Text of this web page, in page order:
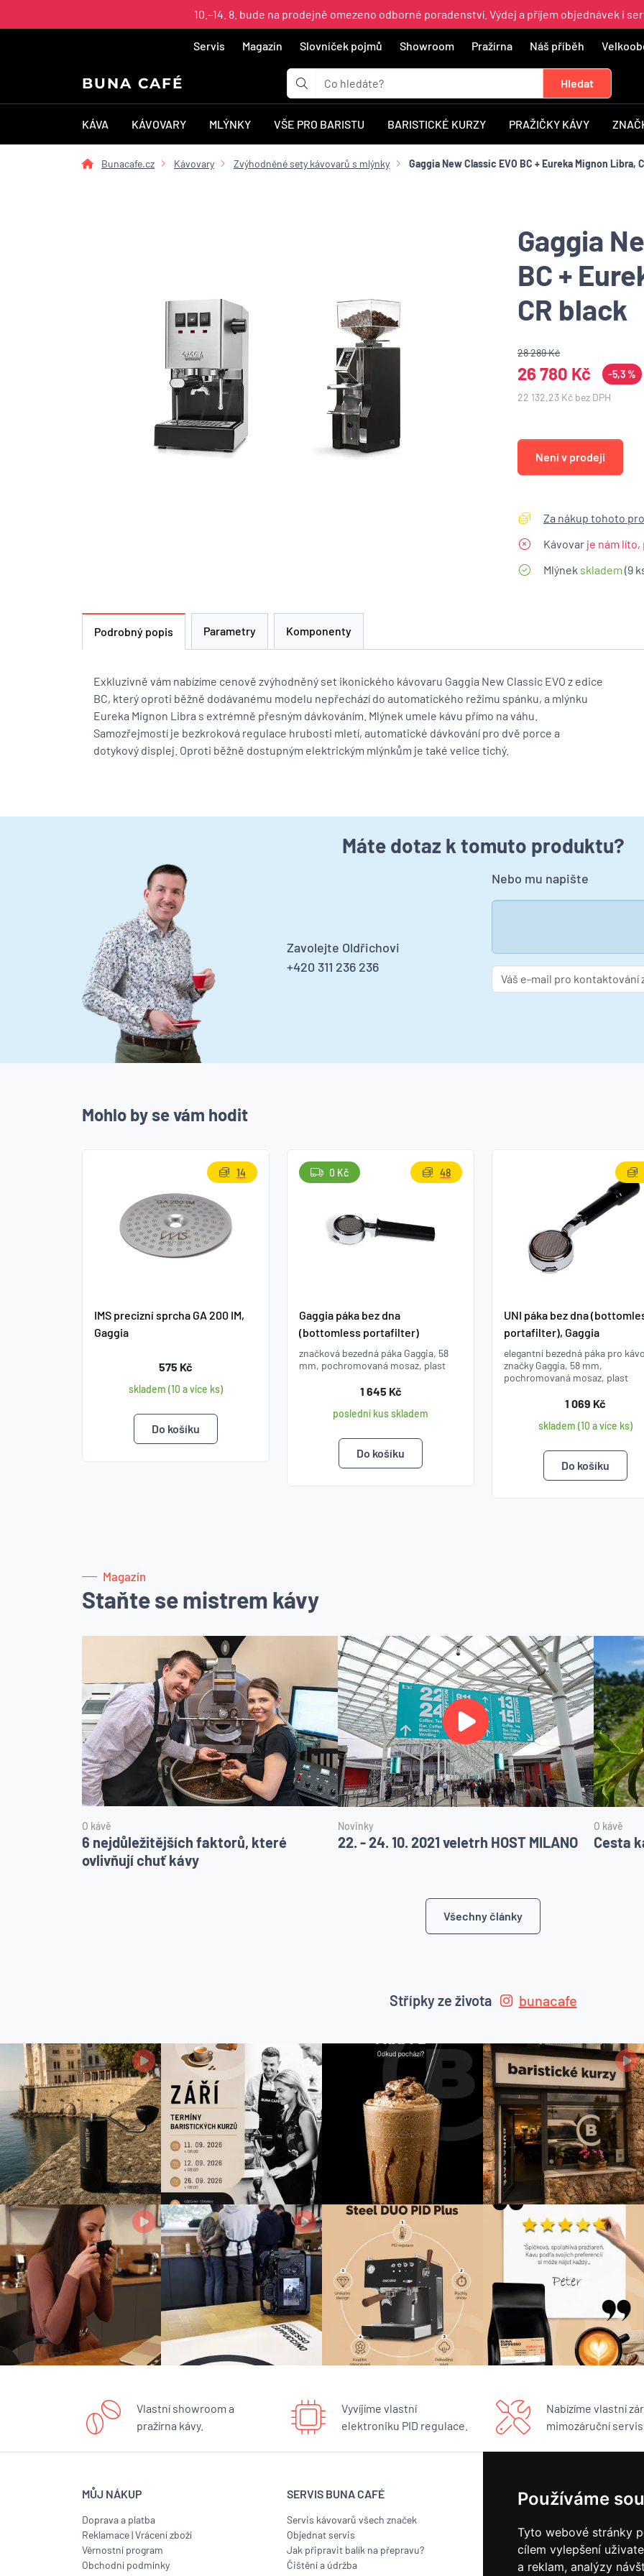
Používáme
Tyto webové stránky
cílem vylepšení
a reklam, analýzy
10.–14. 8. bude na prodejně omezeno odborné poradenství. Výdej a příjem objednávek i
Servis Magazín Slovníček pojmů Showroom Pražírna Náš příběh
BUNA CAFÉ
KÁVA KÁVOVARY MLÝNKY VŠE PRO BARISTU BARISTICKÉ KURZY PRAŽIČKY KÁVY
Bunacafe.cz Kávovary Zvýhodněné sety kávovarů s mlýnky Gaggia New Classic EVO BC + Eureka Mignon Libra,
Gaggia
BC +
CR black
28 289 Kč
26 780 Kč
-5,3 %
22 132,23 Kč bez DPH
Není v prodeji
Za nákup tohoto
Kávovar je nám
Mlýnek skladem (9
Podrobný popis Parametry Komponenty
Exkluzivně vám nabízíme cenově zvýhodněný set ikonického kávovaru Gaggia New Classic EVO z edice
BC, který oproti běžně dodávanému modelu nepřechází do automatického režimu spánku, a mlýnku
Eureka Mignon Libra s extrémně přesným dávkováním. Mlýnek umele kávu přímo na váhu.
Samozřejmostí je bezkroková regulace hrubosti mletí, automatické dávkování pro dvě porce a
dotykový displej. Oproti běžně dostupným elektrickým mlýnkům je také velice tichý.
Máte dotaz k tomuto produktu?
Zavolejte Oldřichovi
+420 311 236 236
Nebo mu napište
Mohlo by se vám hodit
IMS precizní sprcha GA 200 IM,
Gaggia
575 Kč
skladem (10 a více ks)
14
Gaggia páka bez dna
(bottomless portafilter)
značková bezedná páka Gaggia, 58
mm, pochromovaná mosaz, plast
1 645 Kč
poslední kus skladem
0 Kč 48
UNI páka bez dna
portafilter), Gaggia
elegantní bezedná páka pro
značky Gaggia, 58 mm,
pochromovaná mosaz, plast
1 069 Kč
skladem (10 a více ks)
Magazín
Staňte se mistrem kávy
O kávě
6 nejdůležitějších faktorů, které
ovlivňují chuť kávy
Novinky
22. - 24. 10. 2021 veletrh HOST MILANO
O kávě
Cesta
Všechny články
Střípky ze života bunacafe
Vlastní showroom a
pražírna kávy.
Vyvíjíme vlastní
elektroniku PID regulace.
Nabízíme vlastní
mimozáruční servis.
MŮJ NÁKUP
Doprava a platba
Reklamace|Vrácení zboží
Věrnostní program
Obchodní podmínky
SERVIS BUNA CAFÉ
Servis kávovarů všech značek
Objednat servis
Jak připravit balík na přepravu?
Čištění a údržba
BUNA CAFÉ
Pražírna
Náš příběh
Kontakt